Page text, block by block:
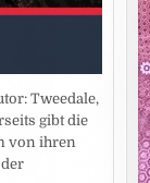
Tweedale,
gibt die
von ihren